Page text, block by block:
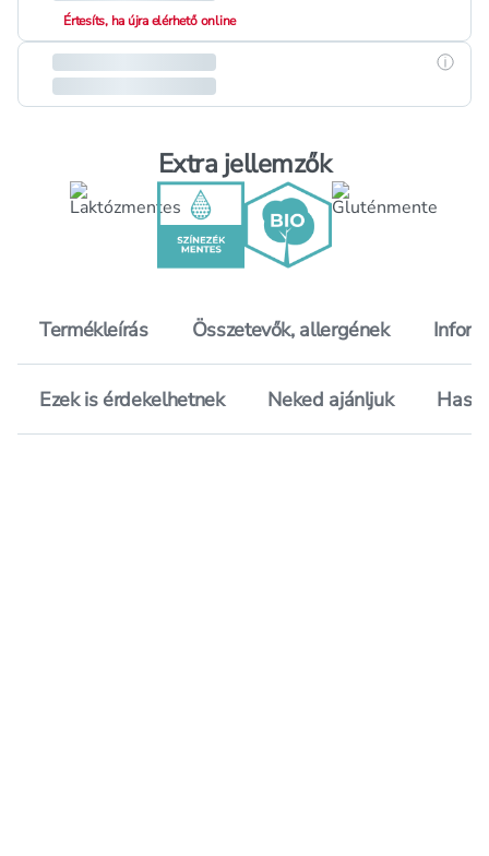
Értesíts, ha újra elérhető online
Extra jellemzők
Termékleírás Összetevők, allergének
Ezek is érdekelhetnek Neked ajánljuk